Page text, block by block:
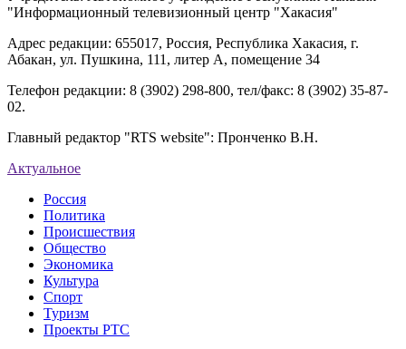
"Информационный телевизионный центр "Хакасия"
Адрес редакции: 655017, Россия, Республика Хакасия, г.
Абакан, ул. Пушкина, 111, литер А, помещение 34
Телефон редакции: 8 (3902) 298-800, тел/факс: 8 (3902) 35-87-
02.
Главный редактор "RTS website": Пронченко В.Н.
Актуальное
Россия
Политика
Происшествия
Общество
Экономика
Культура
Спорт
Туризм
Проекты РТС